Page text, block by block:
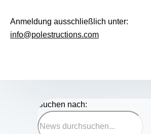
Anmeldung ausschließlich unter:
info@polestructions.com
Suchen nach: